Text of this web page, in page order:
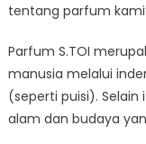
tentang parfum
Parfum S.TOI
manusia melalui
(seperti puisi).
alam dan budaya